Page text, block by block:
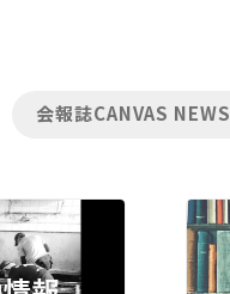
会報誌CANVAS NEWS